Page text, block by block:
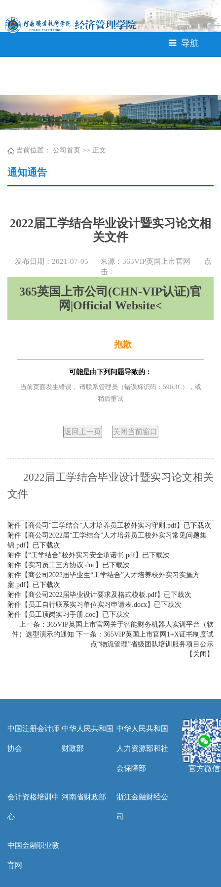
365英国上市公司(CHN-VIP
认证)官网|Official Website<
导航
通知通告
当前位置： 公司首页 >> 正文
2022届工学结合毕业设计暨实习论文相
关文件
发布日期：2021-07-05 来源：365VIP英国上市官网
点
击：
365英国上市公司(CHN-VIP认证)官
网|Official Website<
抱歉
可能是由下列问题导致的：
当前页面发生错误， 请联系管理员（错误标识码：59R3C），或
稍后重试
2022届工学结合毕业设计暨实习论文相关
文件
附件【商公司“工学结合”人才培养员工校外实习守则.pdf】已下载次
附件【商公司2022届“工学结合”人才培养员工校外实习常见问题集
锦.pdf】已下载次
附件【“工学结合”校外实习安全承诺书.pdf】已下载次
附件【 实习员工三方协议.doc】已下载次
附件【商公司2022届毕业生“工学结合”人才培养校外实习实施方
案.pdf】已下载次
附件【商公司2022届毕业设计要求及格式模板.pdf】已下载次
附件【 员工自行联系实习单位实习申请表.docx】已下载次
附件【 员工顶岗实习手册.doc】已下载次
上一条： 365VIP英国上市官网关于智能财务机器人实训平台（软
件）选型演示的通知 下一条： 365VIP英国上市官网1+X证书制度试
点“物流管理”省级团队培训服务项目公示
【 关闭 】
中国注册会计师
协会
中华人民共和国
财政部
中华人民共和国
人力资源部和社
会保障部
会计资格培训中
心
河南省财政部 浙江金融财经公
司
中国金融职业教
育网
官方微信